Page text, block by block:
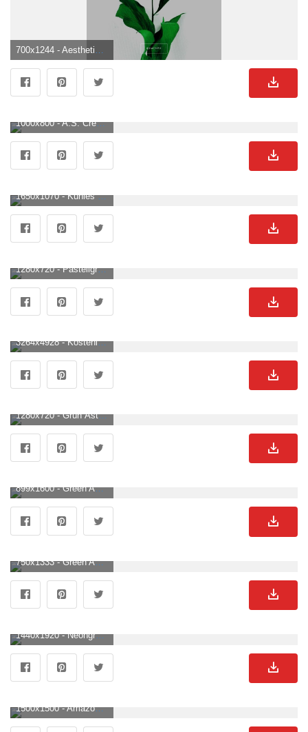
1000x800 - A.S. Création Tapete «Uni, Grün» 376804. Grüner Hintergrundbild für Computer.
1650x1070 - Kühles Grün Karierte Ästhetik Fototapete. Grüner Hintergrundbild.
1280x720 - Pastellgrüner Ästhetischer Laptop Wallpaper KOSTENLOS. Grüner BildHD 720p .
3264x4928 - Kostenloses Foto zum Thema: äste, baum, grün, kiefer, mobile wallpaper, nadeln, nahansicht, natur, reisig, telefon tapete, wachstum, wald. Grüner Bild.
1280x720 - Grün Ästhetisch Hintergrund Bild auf Pixabay. Grüner HintergrundbildHD 720p .
899x1600 - Green Aesthetic Discover Wallpaper background collage aesthetic music color green light green. Green wallpaper, Green aesthetic, Dark green aesthetic. Grüner Hintergrundbild für Handy.
750x1333 - Green Aesthetic Wallpaper APK für Android herunterladen. Grüner Hintergrundbild.
1440x1920 - Neongrüne Ästhetik Wallpaper KOSTENLOS. Grüner Hintergrund .
1500x1500 - Amazon.de: MeloBabyKids: Bambusteller. Grüner Hintergrundbild.